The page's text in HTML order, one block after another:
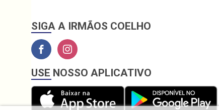
SIGA A IRMÃOS COELHO
USE NOSSO APLICATIVO